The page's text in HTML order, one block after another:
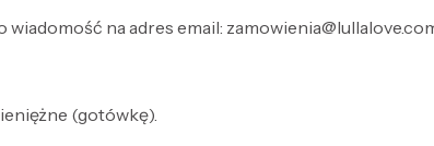
na adres email:
(gotówkę).